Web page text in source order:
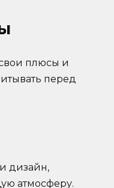
плюсы и
перед
дизайн,
атмосферу.